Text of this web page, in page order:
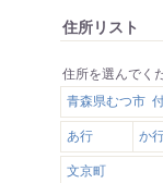
住所リスト
住所を選んでく
青森県むつ市
あ行 か
文京町